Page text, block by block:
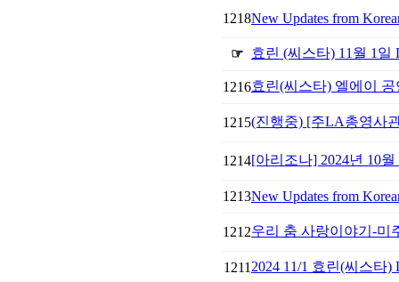
1218New Updates from
☞ 효린 (씨스타) 11월 1일
1216효린(씨스타) 엘에이
1215(진행중) [주LA총영사
1214[아리조나] ​2024년 10
1213New Updates from
1212우리 춤 사랑이야기-미
1211 2024 11/1 효린(씨스타)